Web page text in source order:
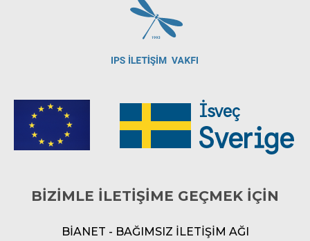
BİZİMLE İLETİŞİME GEÇMEK İÇİN
BİANET - BAĞIMSIZ İLETİŞİM AĞI